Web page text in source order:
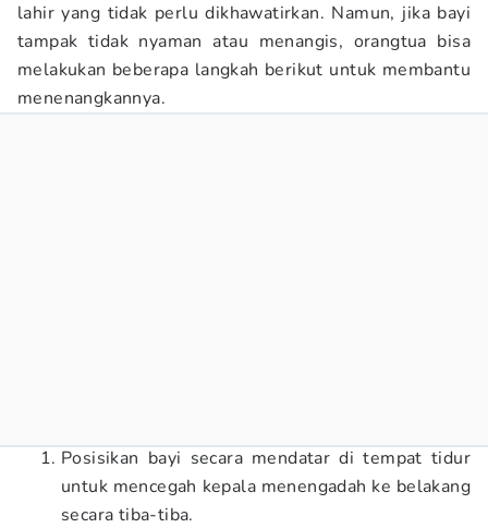
lahir yang tidak perlu dikhawatirkan. Namun, jika bayi
tampak tidak nyaman atau menangis, orangtua bisa
melakukan beberapa langkah berikut untuk membantu
menenangkannya.
Posisikan bayi secara mendatar di tempat tidur
untuk mencegah kepala menengadah ke belakang
secara tiba-tiba.